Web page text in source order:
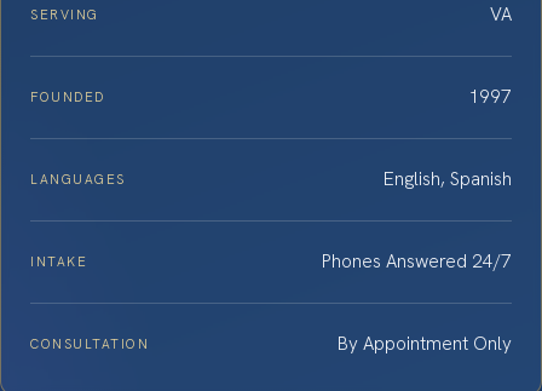
SERVING VA
FOUNDED 1997
LANGUAGES English, Spanish
INTAKE Phones Answered 24/7
CONSULTATION By Appointment Only